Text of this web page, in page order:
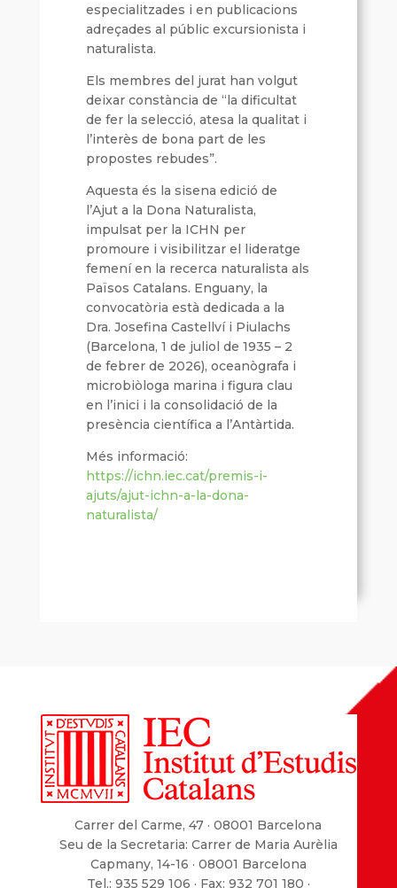
especialitzades i en publicacions
adreçades al públic excursionista i
naturalista.
Els membres del jurat han volgut
deixar constància de “la dificultat
de fer la selecció, atesa la qualitat i
l’interès de bona part de les
propostes rebudes”.
Aquesta és la sisena edició de
l’Ajut a la Dona Naturalista,
impulsat per la ICHN per
promoure i visibilitzar el lideratge
femení en la recerca naturalista als
Països Catalans. Enguany, la
convocatòria està dedicada a la
Dra. Josefina Castellví i Piulachs
(Barcelona, 1 de juliol de 1935 – 2
de febrer de 2026), oceanògrafa i
microbiòloga marina i figura clau
en l’inici i la consolidació de la
presència científica a l’Antàrtida.
Més informació:
https://ichn.iec.cat/premis-i-
ajuts/ajut-ichn-a-la-dona-
naturalista/
Carrer del Carme, 47 · 08001 Barcelona
Seu de la Secretaria: Carrer de Maria Aurèlia
Capmany, 14-16 · 08001 Barcelona
Tel.: 935 529 106 · Fax: 932 701 180 ·